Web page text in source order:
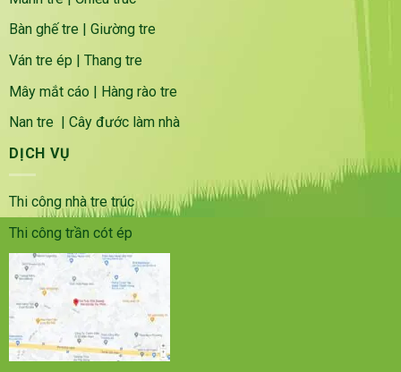
Bàn ghế tre
Giường tre
Ván tre ép | Thang tre
Mây mắt cáo | Hàng rào tre
Nan tre
Cây đước làm nhà
DỊCH VỤ
Thi công nhà tre trúc
Thi công trần cót ép